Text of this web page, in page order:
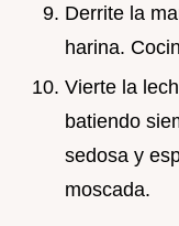
Derrite la
harina.
Vierte la
batiendo
sedosa y
moscada.